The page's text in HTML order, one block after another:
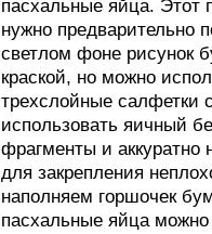
пасхальные яйца. Этот
нужно предварительно
светлом фоне рисунок
краской, но можно
трехслойные
использовать яичный
фрагменты и аккуратно
для закрепления
наполняем горшочек
пасхальные яйца можно